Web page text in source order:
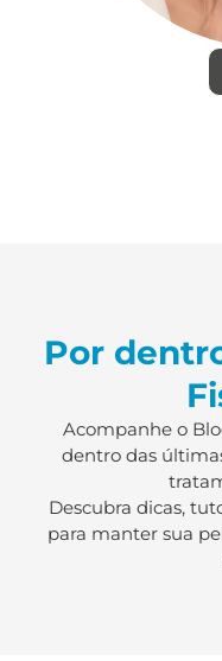
Por
Acompanhe o
dentro das
Descubra dicas,
para manter sua